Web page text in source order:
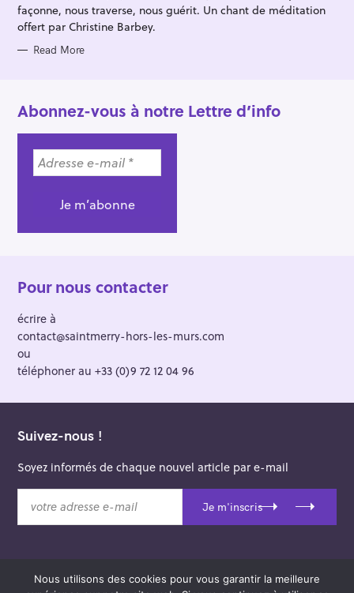
façonne, nous traverse, nous guérit. Un chant de méditation
offert par Christine Barbey.
Read More
Abonnez-vous à notre Lettre d’info
Pour nous contacter
écrire à
contact@saintmerry-hors-les-murs.com
ou
téléphoner au +33 (0)9 72 12 04 96
Suivez-nous !
Soyez informés de chaque nouvel article par e-mail
t
Je m'inscris
Nous utilisons des cookies pour vous garantir la meilleure